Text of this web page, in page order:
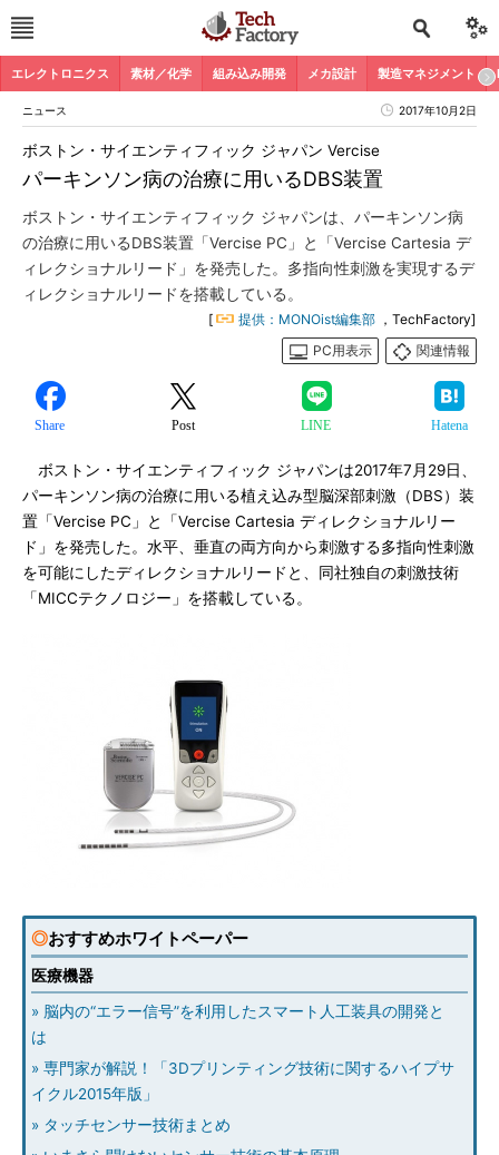
エレクトロニクス 素材／化学 組み込み開発 メカ設計 製造マネジメント
ニュース 2017年10月2日
パーキンソン病の治療に用いるDBS装置
ボストン・サイエンティフィック ジャパン Vercise
ボストン・サイエンティフィック ジャパンは、パーキンソン病
の治療に用いるDBS装置「Vercise PC」と「Vercise Cartesia デ
ィレクショナルリード」を発売した。多指向性刺激を実現するデ
ィレクショナルリードを搭載している。
[ 提供：MONOist編集部 ，TechFactory]
PC用表示
関連情報
Share Post LINE Hatena
ボストン・サイエンティフィック ジャパンは2017年7月29日、
パーキンソン病の治療に用いる植え込み型脳深部刺激（DBS）装
置「Vercise PC」と「Vercise Cartesia ディレクショナルリー
ド」を発売した。水平、垂直の両方向から刺激する多指向性刺激
を可能にしたディレクショナルリードと、同社独自の刺激技術
「MICCテクノロジー」を搭載している。
◎おすすめホワイトペーパー
医療機器
» 脳内の“エラー信号”を利用したスマート人工装具の開発と
は
» 専門家が解説！「3Dプリンティング技術に関するハイプサ
イクル2015年版」
» タッチセンサー技術まとめ